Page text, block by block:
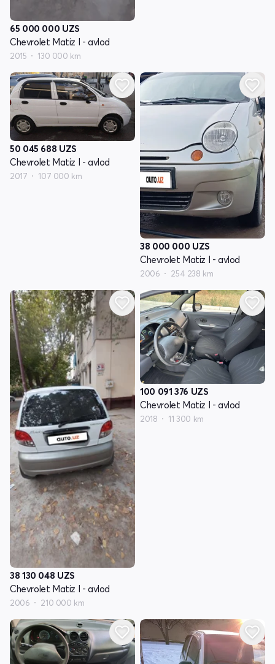
65 000 000 UZS
Chevrolet Matiz I - avlod
2015 130 000 km
50 045 688 UZS
Chevrolet Matiz I - avlod
2017 107 000 km
38 000 000 UZS
Chevrolet Matiz I - avlod
2006 254 238 km
38 130 048 UZS
Chevrolet Matiz I - avlod
2006 210 000 km
100 091 376 UZS
Chevrolet Matiz I - avlod
2018 11 300 km